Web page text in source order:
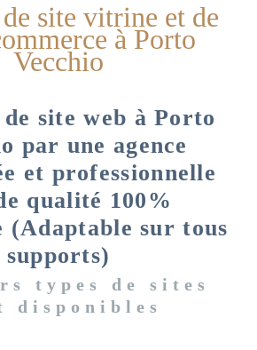
site vitrine et de
à Porto
Vecchio
site web à Porto
par une agence
et professionnelle
qualité 100%
(Adaptable sur tous
supports)
types de sites
disponibles